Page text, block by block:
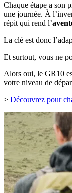
Chaque étape a son
une journée. À
répit qui rend l’
La clé est donc
Et surtout, vous ne
Alors oui, le GR10
votre niveau de
> Découvrez pour